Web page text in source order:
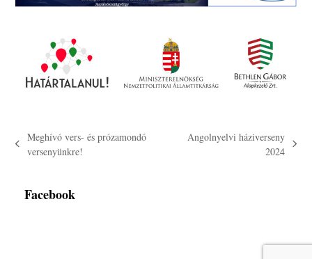
previous
Meghívó vers- és prózamondó
versenyünkre!
Angolnyelvi háziverseny
2024
Facebook